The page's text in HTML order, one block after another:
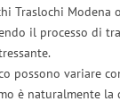
Traslochi
il processo di
possono variare
è naturalmente la